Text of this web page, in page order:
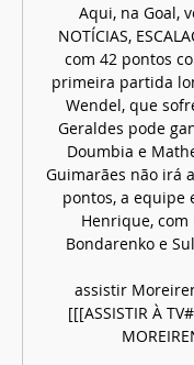
Aqui, na Goal,
NOTÍCIAS,
com 42 pontos
primeira partida
Wendel, que
Geraldes pode
Doumbia e
Guimarães não irá
pontos, a equipe
Henrique,
Bondarenko e
assistir
[[[ASSISTIR À